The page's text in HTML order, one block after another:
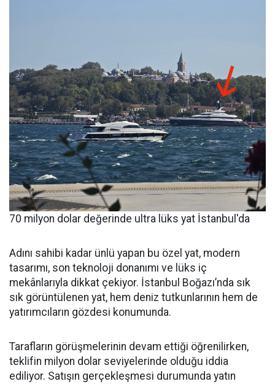
70 milyon dolar değerinde ultra lüks yat İstanbul'da
Adını sahibi kadar ünlü yapan bu özel yat, modern
tasarımı, son teknoloji donanımı ve lüks iç
mekânlarıyla dikkat çekiyor. İstanbul Boğazı’nda sık
sık görüntülenen yat, hem deniz tutkunlarının hem de
yatırımcıların gözdesi konumunda.
Tarafların görüşmelerinin devam ettiği öğrenilirken,
teklifin milyon dolar seviyelerinde olduğu iddia
ediliyor. Satışın gerçekleşmesi durumunda yatın